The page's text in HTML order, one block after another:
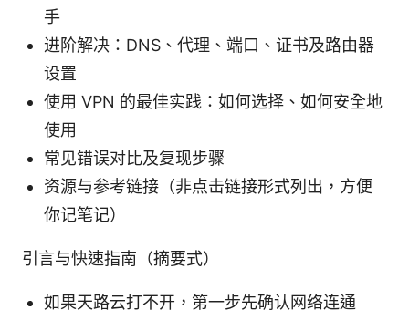
手
进阶解决：DNS、代理、端口、证书及路由器
设置
使用 VPN 的最佳实践：如何选择、如何安全地
使用
常见错误对比及复现步骤
资源与参考链接（非点击链接形式列出，方便
你记笔记）
引言与快速指南（摘要式）
如果天路云打不开，第一步先确认网络连通